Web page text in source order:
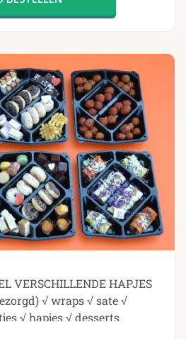
VERSCHILLENDE HAPJES
√ wraps √ sate √
√ hapjes √ desserts